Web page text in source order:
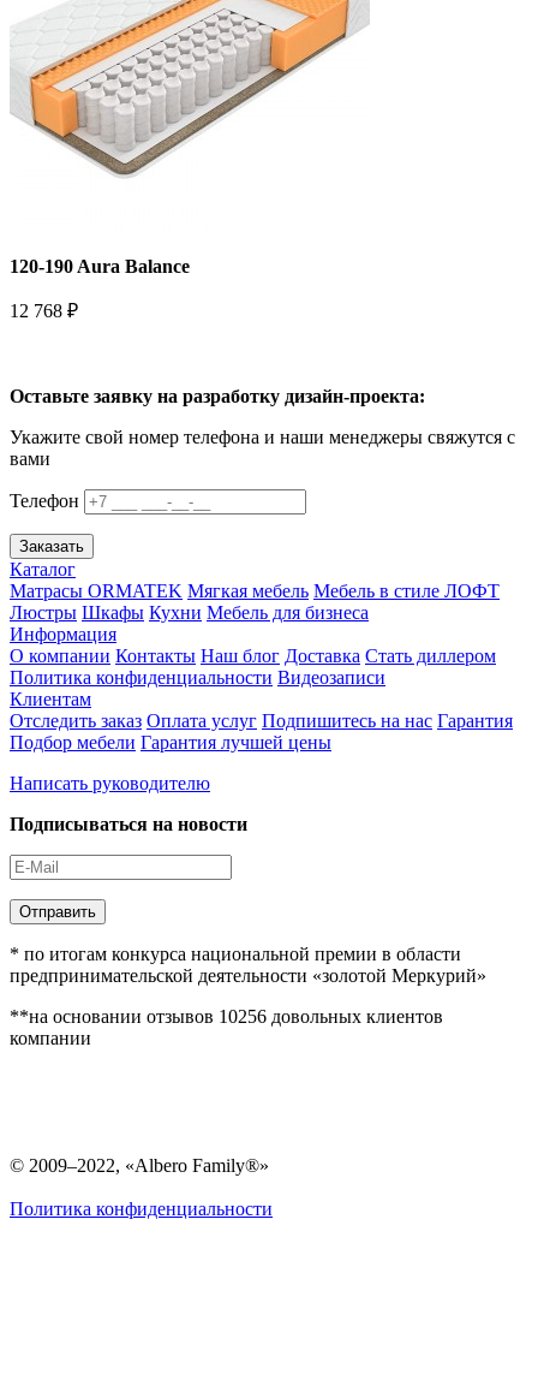
120-190 Aura Balance
12 768 ₽
Оставьте заявку на разработку дизайн-проекта:
Укажите свой номер телефона и наши менеджеры свяжутся с
вами
Телефон
Заказать
Каталог
Матрасы ORMATEK Мягкая мебель Мебель в стиле ЛОФТ
Люстры Шкафы Кухни Мебель для бизнеса
Информация
О компании Контакты Наш блог Доставка Стать диллером
Политика конфиденциальности Видеозаписи
Клиентам
Отследить заказ Оплата услуг Подпишитесь на нас Гарантия
Подбор мебели Гарантия лучшей цены
Написать руководителю
Подписываться на новости
Отправить
* по итогам конкурса национальной премии в области
предпринимательской деятельности «золотой Меркурий»
**на основании отзывов 10256 довольных клиентов
компании
© 2009–2022, «Albero Family®»
Политика конфиденциальности